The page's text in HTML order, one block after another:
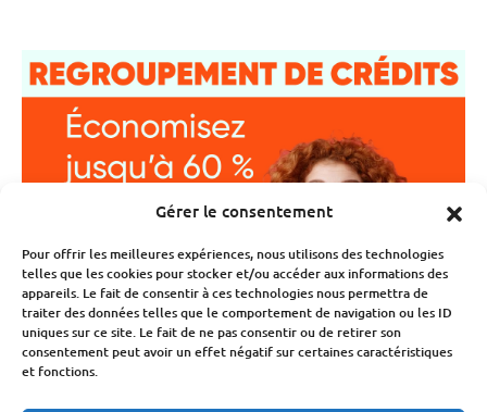
Gérer le consentement
Pour offrir les meilleures expériences, nous utilisons des technologies
telles que les cookies pour stocker et/ou accéder aux informations des
appareils. Le fait de consentir à ces technologies nous permettra de
traiter des données telles que le comportement de navigation ou les ID
uniques sur ce site. Le fait de ne pas consentir ou de retirer son
consentement peut avoir un effet négatif sur certaines caractéristiques
et fonctions.